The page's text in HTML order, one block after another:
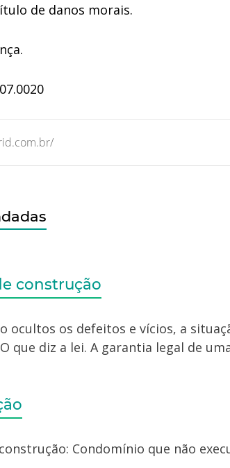
de danos morais.
construção
ocultos os defeitos e vícios, a
que diz a lei. A garantia legal de
construção: Condomínio que não